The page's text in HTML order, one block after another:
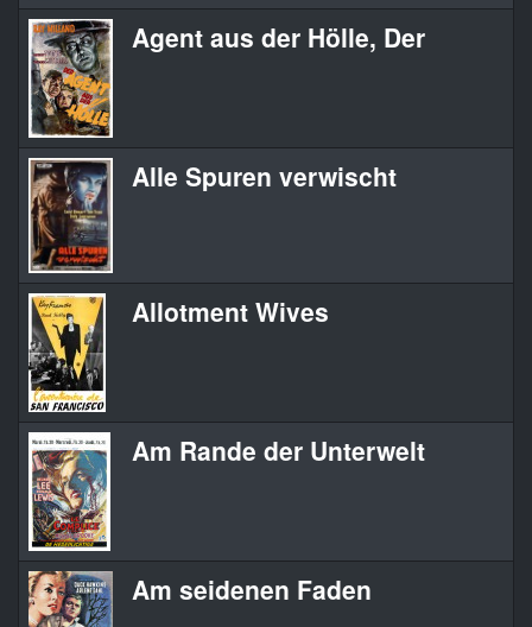
Agent aus der Hölle, Der
Alle Spuren verwischt
Allotment Wives
Am Rande der Unterwelt
Am seidenen Faden